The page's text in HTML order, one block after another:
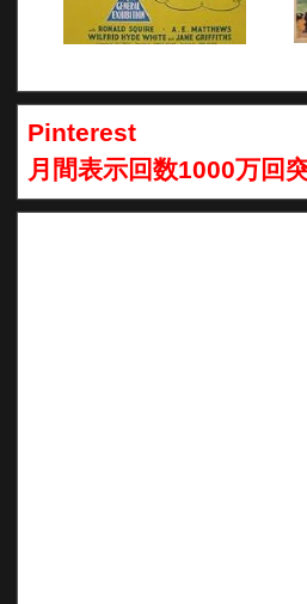
Pinterest
月間表示回数1000万回